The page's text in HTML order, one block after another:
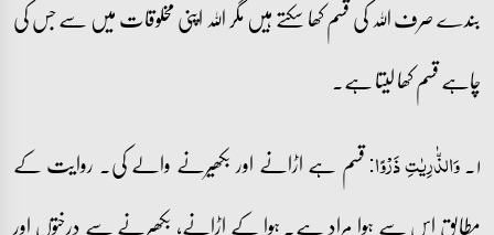
بندے صرف اللہ کی قسم کھا سکتے ہیں مگر اللہ اپنی مخلوقات میں سے جس کی
چاہے قسم کھا لیتا ہے۔
۱۔ وَالذّٰرِیٰتِ ذَرۡوًا:قسم ہے اڑانے اور بکھیرنے والے کی۔ روایت کے